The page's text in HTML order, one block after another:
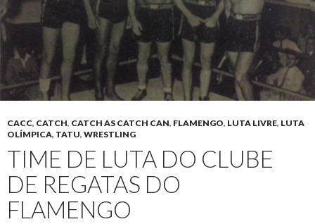
CACC, CATCH, CATCH AS CATCH CAN, FLAMENGO, LUTA LIVRE, LUTA
OLÍMPICA, TATU, WRESTLING
TIME DE LUTA DO CLUBE
DE REGATAS DO
FLAMENGO